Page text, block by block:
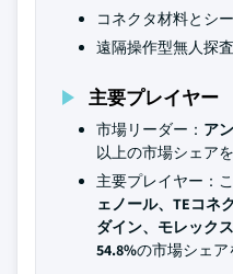
コネクタ材料とシ
遠隔操作型無人探
主要プレイヤー
市場リーダー： ア
以上の市場シェア
主要プレイヤー：
ェノール、TEコネ
ダイン、モレックス
54.8%の市場シェア